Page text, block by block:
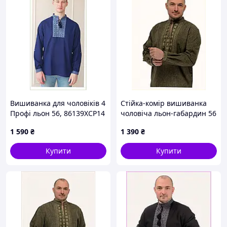
Вишиванка для чоловіків 4
Профі льон 56, 86139XCP14
1 590 ₴
Купити
Стійка-комір вишиванка
чоловіча льон-габардин 56
1 390 ₴
Купити